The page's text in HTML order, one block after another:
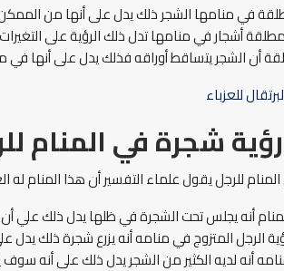
في منامها الشجر ذلك يدل على أنها من
أشجار في منامها تدل ذلك الرؤية على
أن الشجر يتساقط أوراقه فذلك يدل على
للعزباء
شجرة في المنام
للرجل يقول علماء التفسير أن هذا المنام له
أنه يجلس تحت الشجرة في ظلها يدل ذلك علي
الرجل المتزوج في منامه أنه يزرع شجرة ذلك
أنه لديه الكثير من الشجر يدل ذلك على أنه